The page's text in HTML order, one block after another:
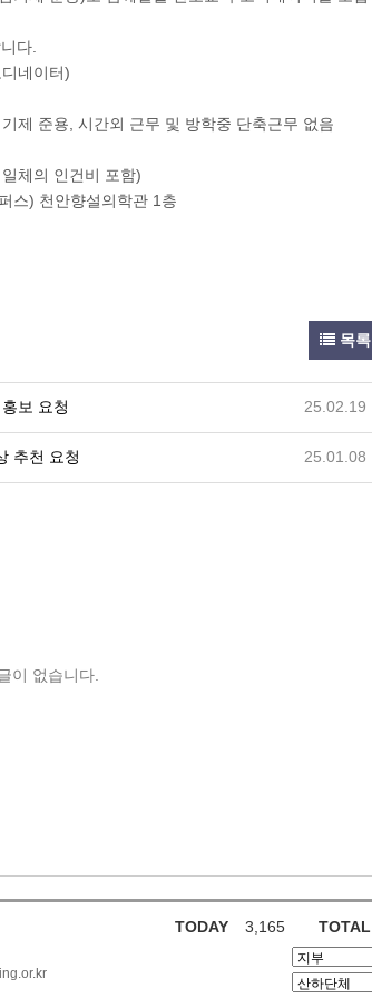
다.
네이터)
제 준용, 시간외 근무 및 방학중 단축근무 없음
체의 인건비 포함)
스) 천안향설의학관 1층
목록
보 요청 25.02.19
추천 요청 25.01.08
이 없습니다.
TODAY 3,165 TOTAL